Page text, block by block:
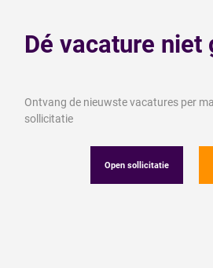
Dé vacature niet
Ontvang de nieuwste vacatures per
sollicitatie
Open sollicitatie